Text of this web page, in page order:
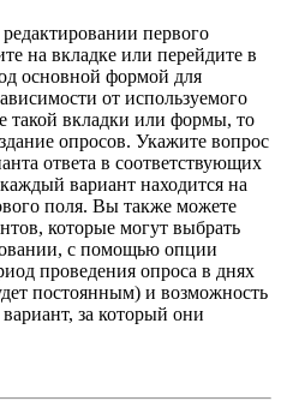
первого
на вкладке или перейдите в
основной формой для
от используемого
такой вкладки или формы, то
опросов. Укажите вопрос
ответа в соответствующих
вариант находится на
поля. Вы также можете
которые могут выбрать
с помощью опции
проведения опроса в днях
постоянным) и возможность
за который они